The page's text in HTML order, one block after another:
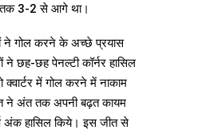
तक 3-2 से आगे था।
ने गोल करने के अच्छे प्रयास
ने छह-छह पेनल्टी कॉर्नर हासिल
में गोल करने में नाकाम
ने अंत तक अपनी बढ़त कायम
अंक हासिल किये। इस जीत से